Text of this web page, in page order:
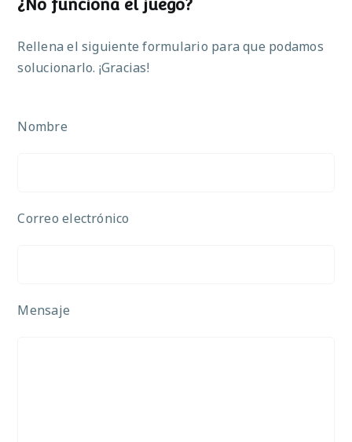
¿No funciona el juego?
Rellena el siguiente formulario para que podamos
solucionarlo. ¡Gracias!
Nombre
Correo electrónico
Mensaje